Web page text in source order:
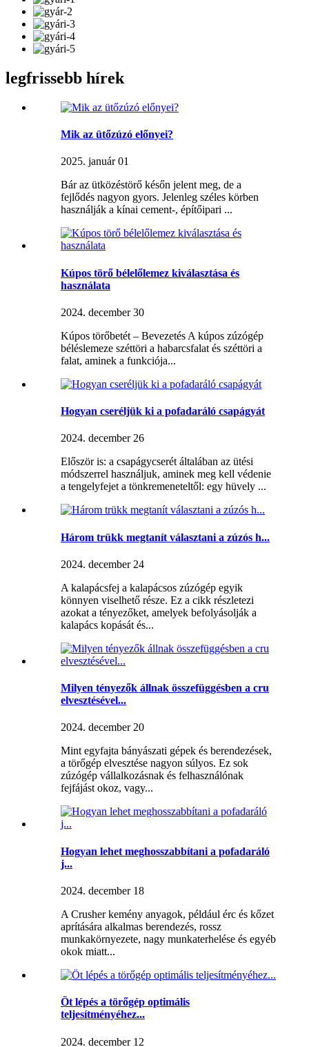
legfrissebb hírek
Mik az ütőzúzó előnyei?
2025. január 01
Bár az ütközéstörő későn jelent meg, de a
fejlődés nagyon gyors. Jelenleg széles körben
használják a kínai cement-, építőipari ...
Kúpos törő bélelőlemez kiválasztása és
használata
2024. december 30
Kúpos törőbetét – Bevezetés A kúpos zúzógép
béléslemeze széttöri a habarcsfalat és széttöri a
falat, aminek a funkciója...
Hogyan cseréljük ki a pofadaráló csapágyát
2024. december 26
Először is: a csapágycserét általában az ütési
módszerrel használjuk, aminek meg kell védenie
a tengelyfejet a tönkremeneteltől: egy hüvely ...
Három trükk megtanít választani a zúzós h...
2024. december 24
A kalapácsfej a kalapácsos zúzógép egyik
könnyen viselhető része. Ez a cikk részletezi
azokat a tényezőket, amelyek befolyásolják a
kalapács kopását és...
Milyen tényezők állnak összefüggésben a cru
elvesztésével...
2024. december 20
Mint egyfajta bányászati ​​gépek és berendezések,
a törőgép elvesztése nagyon súlyos. Ez sok
zúzógép vállalkozásnak és felhasználónak
fejfájást okoz, vagy...
Hogyan lehet meghosszabbítani a pofadaráló
j...
2024. december 18
A Crusher kemény anyagok, például érc és kőzet
aprítására alkalmas berendezés, rossz
munkakörnyezete, nagy munkaterhelése és egyéb
okok miatt...
Öt lépés a törőgép optimális
teljesítményéhez...
2024. december 12